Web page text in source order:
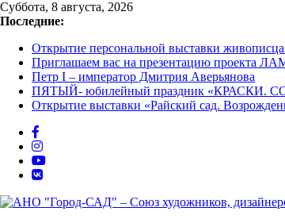
Перейти
к
Суббота, 8 августа, 2026
Последние:
Открытие персональной выставки
Приглашаем вас на презентацию проекта
Петр I – император Дмитрия Аверьянова
ПЯТЫЙ- юбилейный праздник «КРАСКИ.
Открытие выставки «Райский сад.